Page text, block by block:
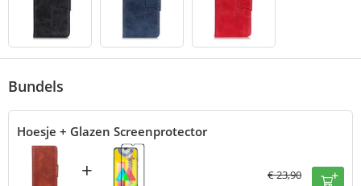
Bundels
Hoesje + Glazen Screenprotector
+ €23,90